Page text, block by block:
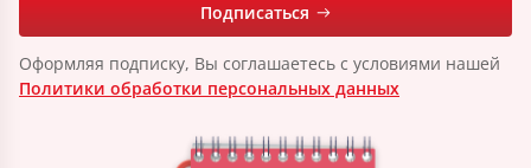
Подписаться
Оформляя подписку, Вы соглашаетесь с условиями нашей
Политики обработки персональных данных